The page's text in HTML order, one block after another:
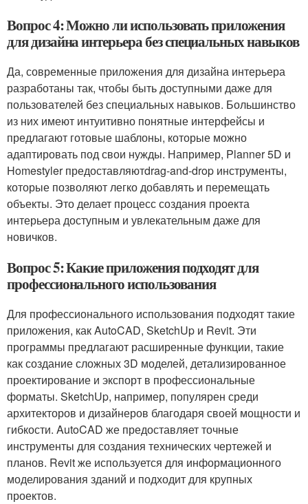
Вопрос 4: Можно ли использовать приложения
для дизайна интерьера без специальных навыков
Да, современные приложения для дизайна интерьера
разработаны так, чтобы быть доступными даже для
пользователей без специальных навыков. Большинство
из них имеют интуитивно понятные интерфейсы и
предлагают готовые шаблоны, которые можно
адаптировать под свои нужды. Например, Planner 5D и
Homestyler предоставляютdrag-and-drop инструменты,
которые позволяют легко добавлять и перемещать
объекты. Это делает процесс создания проекта
интерьера доступным и увлекательным даже для
новичков.
Вопрос 5: Какие приложения подходят для
профессионального использования
Для профессионального использования подходят такие
приложения, как AutoCAD, SketchUp и Revit. Эти
программы предлагают расширенные функции, такие
как создание сложных 3D моделей, детализированное
проектирование и экспорт в профессиональные
форматы. SketchUp, например, популярен среди
архитекторов и дизайнеров благодаря своей мощности и
гибкости. AutoCAD же предоставляет точные
инструменты для создания технических чертежей и
планов. Revit же используется для информационного
моделирования зданий и подходит для крупных
проектов.